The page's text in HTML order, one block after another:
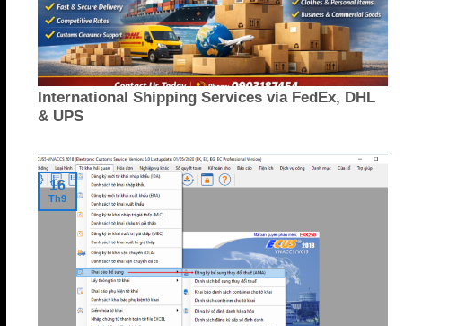
International Shipping Services via FedEx, DHL
& UPS
16
Th9